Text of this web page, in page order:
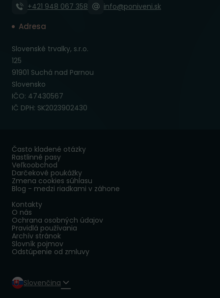
+421 948 067 358 info@poniveni.sk
Adresa
Slovenské trvalky, s.r.o.
125
91901 Suchá nad Parnou
Slovensko
IČO: 47430567
IČ DPH: SK2023902430
Často kladené otázky
Rastlinné pasy
Veľkoobchod
Darčekové poukážky
Zmena cookies súhlasu
Blog - medzi riadkami v záhone
Kontakty
O nás
Ochrana osobných údajov
Pravidlá používania
Archív stránok
Slovník pojmov
Odstúpenie od zmluvy
Slovenčina